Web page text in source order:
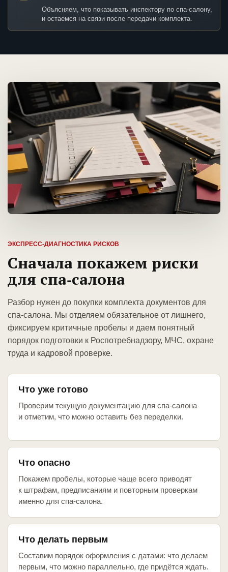
Объясняем, что показывать инспектору по спа-салону,
и остаемся на связи после передачи комплекта.
ЭКСПРЕСС-ДИАГНОСТИКА РИСКОВ
Сначала покажем риски
для спа-салона
Разбор нужен до покупки комплекта документов для
спа-салона. Мы отделяем обязательное от лишнего,
фиксируем критичные пробелы и даем понятный
порядок подготовки к Роспотребнадзору, МЧС, охране
труда и кадровой проверке.
Что уже готово
Проверим текущую документацию для спа-салона
и отметим, что можно оставить без переделки.
Что опасно
Покажем пробелы, которые чаще всего приводят
к штрафам, предписаниям и повторным проверкам
именно для спа-салона.
Что делать первым
Составим порядок оформления с датами: что делаем
первым, что можно параллельно, где придётся ждать.